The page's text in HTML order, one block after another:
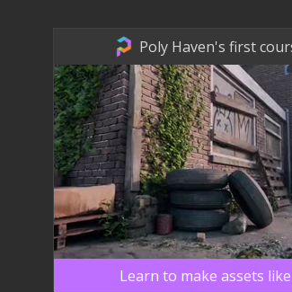
Poly Haven's first
Learn to make assets